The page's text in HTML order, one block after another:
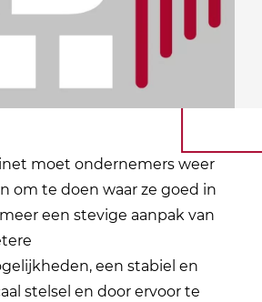
moet ondernemers weer
om te doen waar ze goed in
een stevige aanpak van
een stabiel en
stelsel en door ervoor te